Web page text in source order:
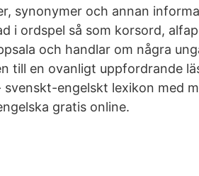
synonymer och annan
i ordspel så som korsord,
och handlar om några
till en ovanligt uppfordrande
engelskt lexikon med
gratis online.